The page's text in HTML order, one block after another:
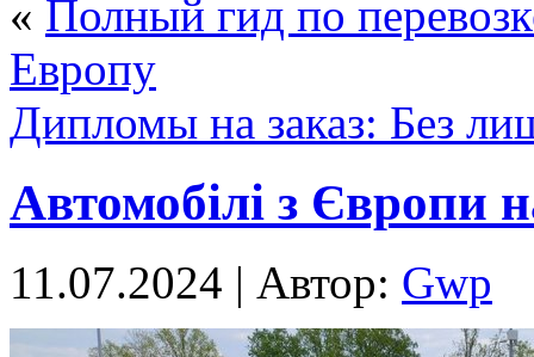
« Полный гид по
Европу
Дипломы на заказ: Без
Автомобілі з Європи
11.07.2024 | Автор: Gwp